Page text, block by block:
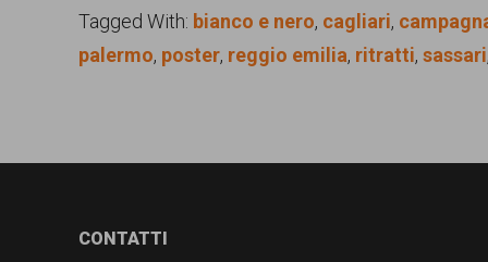
Tagged With: bianco e nero, cagliari,
palermo, poster, reggio emilia, ritratti, sassari
FooterCONTATTI